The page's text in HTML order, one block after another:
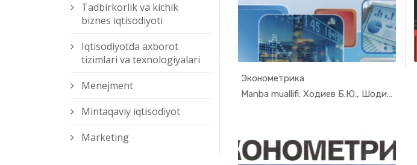
Tadbirkorlik va kichik
biznes iqtisodiyoti
Iqtisodiyotda axborot
tizimlari va texnologiyalari
Menejment
Mintaqaviy iqtisodiyot
Marketing
Эконометрика
Manba muallifi: Ходиев Б.Ю., Шодиев Т.Ш.,...
In Ekonome...